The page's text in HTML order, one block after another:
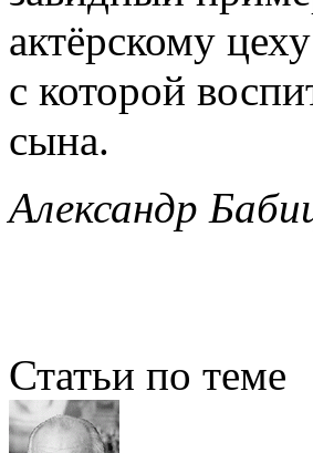
актёрскому
с которой
сына.
Александр
Статьи по теме